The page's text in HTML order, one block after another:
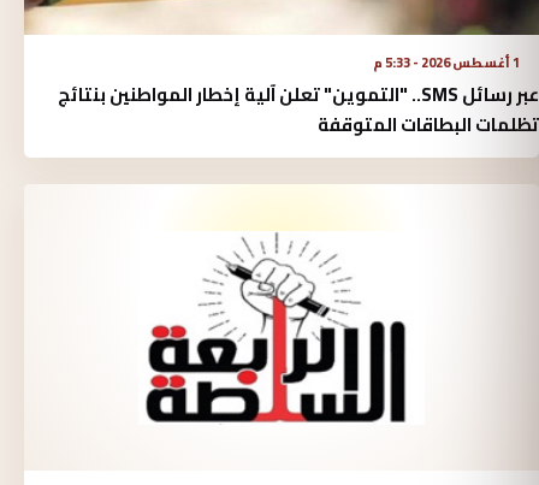
1 أغسطس 2026 - 5:33 م
عبر رسائل SMS.. "التموين" تعلن آلية إخطار المواطنين بنتائج
تظلمات البطاقات المتوقفة